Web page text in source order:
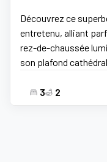
Découvrez ce
entretenu, alliant
rez-de-chaussée
son plafond
3 2